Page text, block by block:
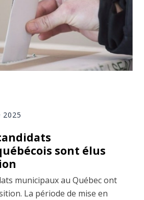
2025
sont élus
municipaux au Québec ont
La période de mise en